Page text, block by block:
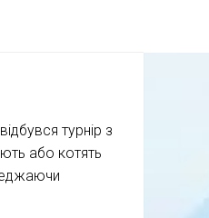
турнір з
або котять